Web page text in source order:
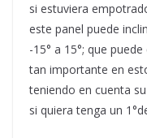
si estuviera
este panel puede
-15° a 15°; que
tan importante en
teniendo en cuenta
si quiera tenga un